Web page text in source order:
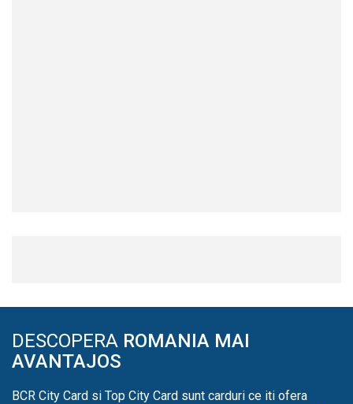
DESCOPERA ROMANIA MAI
AVANTAJOS
BCR City Card si Top City Card sunt carduri ce iti ofera